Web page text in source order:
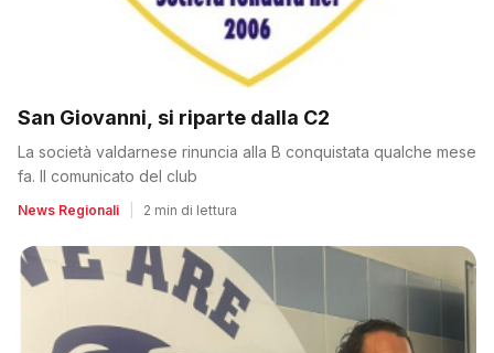
San Giovanni, si riparte dalla C2
La società valdarnese rinuncia alla B conquistata qualche mese
fa. Il comunicato del club
News Regionali 2 min di lettura